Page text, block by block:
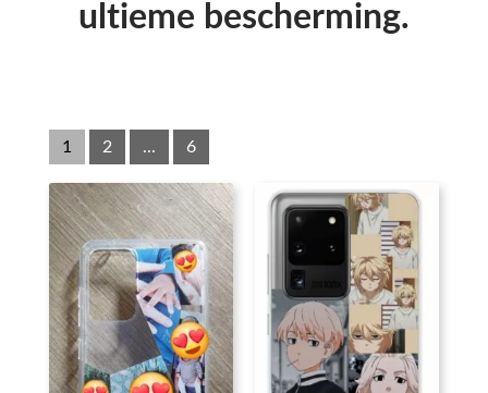
ultieme bescherming.
1 2 ... 6